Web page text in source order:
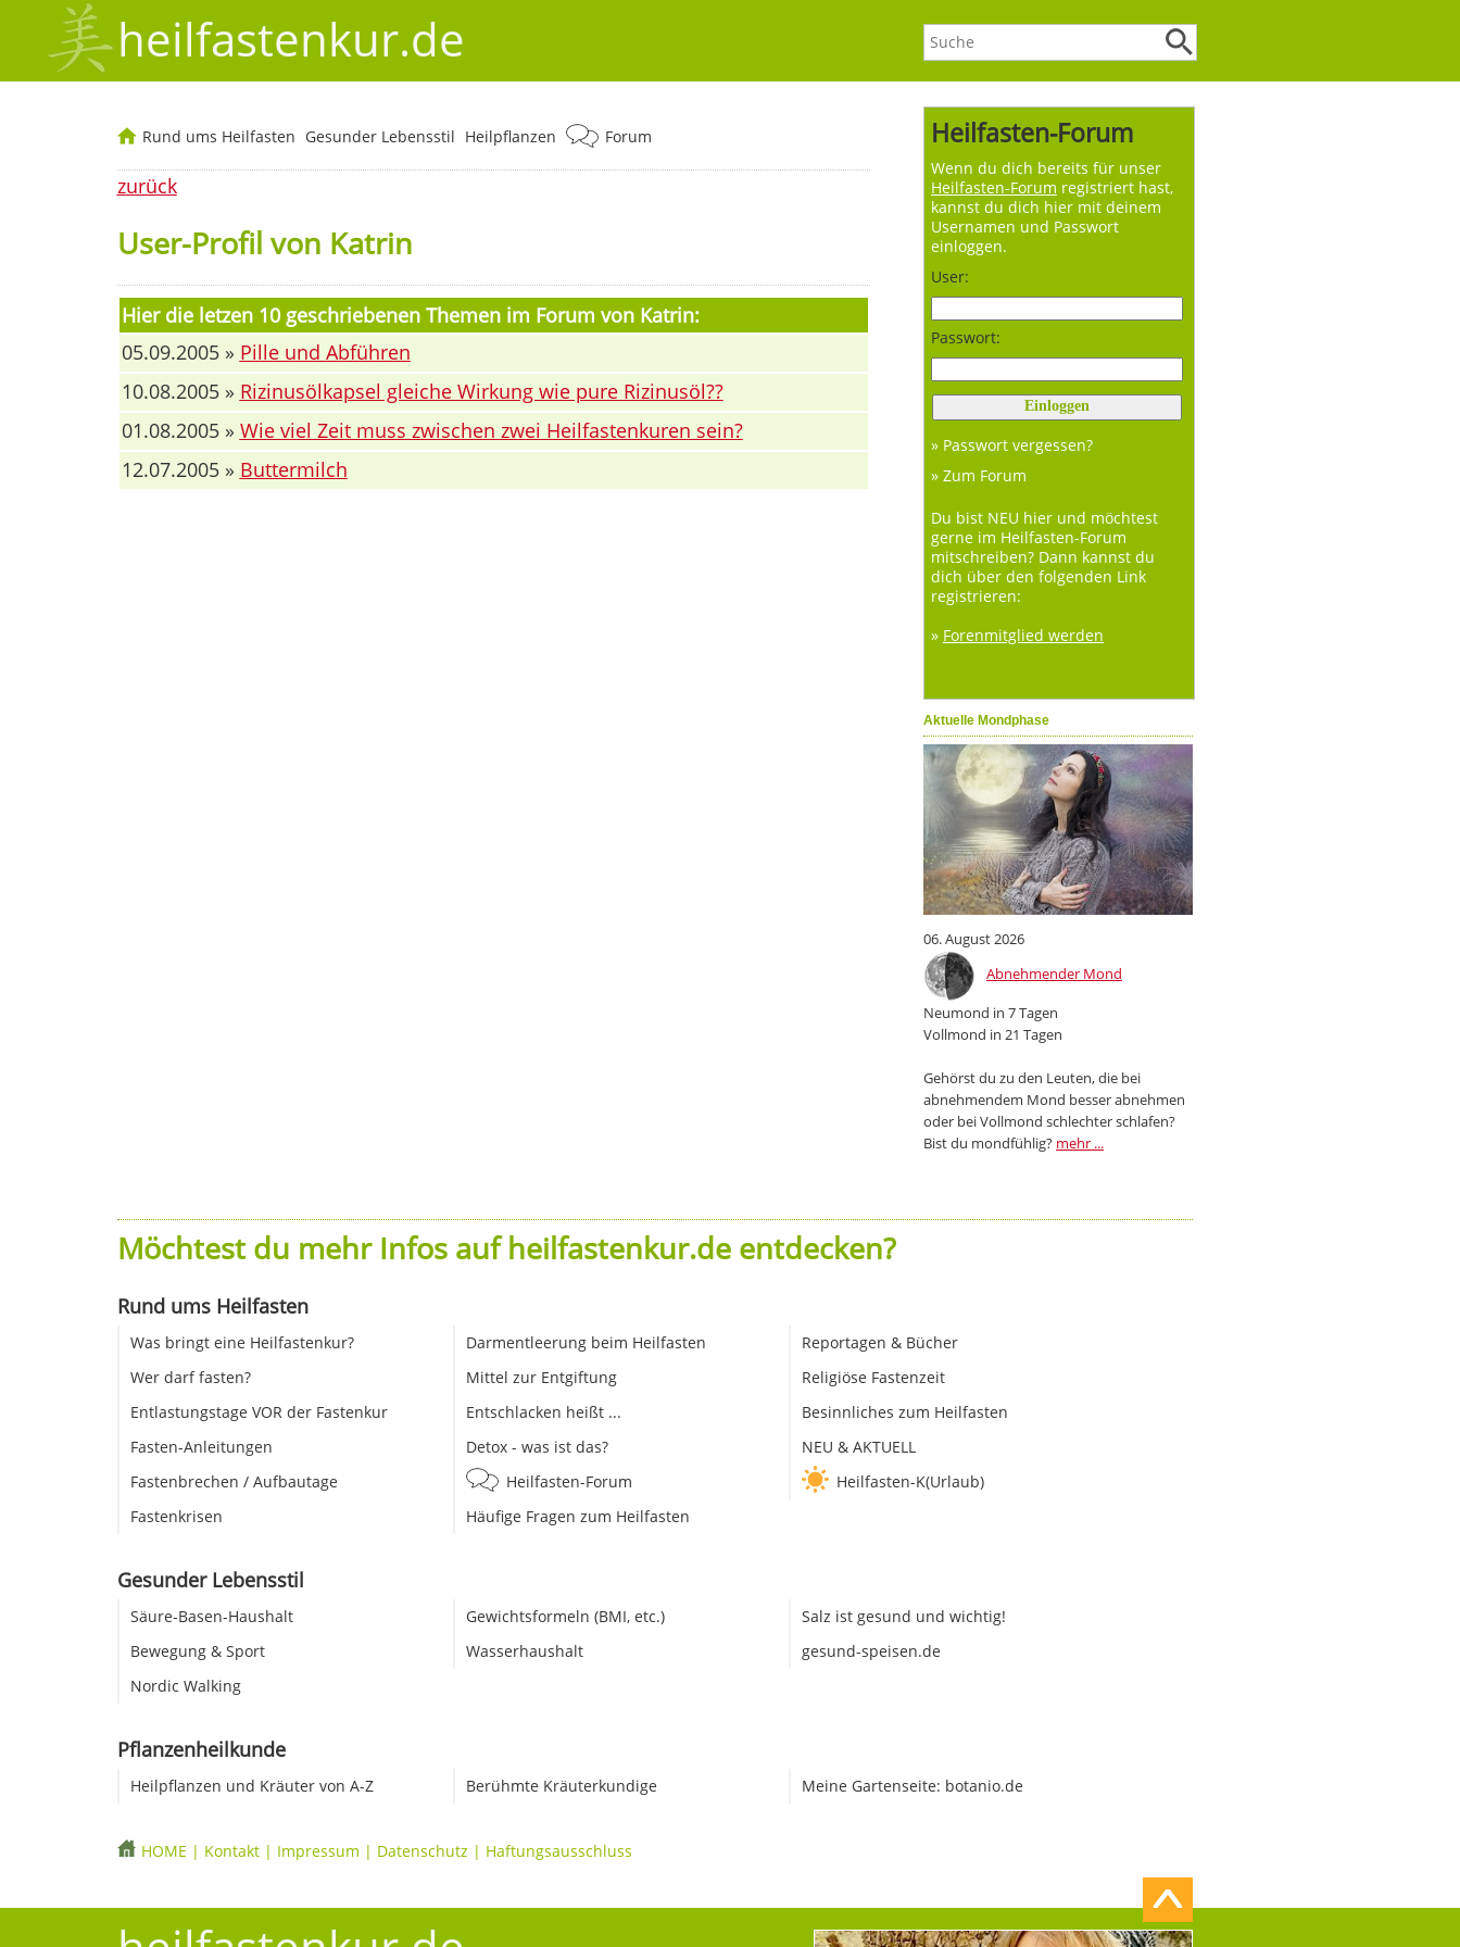
heilfastenkur.de
Heilfasten-Forum
Wenn du dich bereits für unser
Heilfasten-Forum registriert hast,
kannst du dich hier mit deinem
Usernamen und Passwort
einloggen.
User:
Passwort:
» Passwort vergessen?
» Zum Forum
Du bist NEU hier und möchtest
gerne im Heilfasten-Forum
mitschreiben? Dann kannst du
dich über den folgenden Link
registrieren:
» Forenmitglied werden
Aktuelle Mondphase
06. August 2026
Abnehmender Mond
Neumond in 7 Tagen
Vollmond in 21 Tagen
Gehörst du zu den Leuten, die bei
abnehmendem Mond besser abnehmen
oder bei Vollmond schlechter schlafen?
Bist du mondfühlig? mehr ...
Rund ums Heilfasten Gesunder Lebensstil Heilpflanzen Forum
zurück
User-Profil von Katrin
Hier die letzen 10 geschriebenen Themen im Forum von Katrin:
05.09.2005 » Pille und Abführen
10.08.2005 » Rizinusölkapsel gleiche Wirkung wie pure Rizinusöl??
01.08.2005 » Wie viel Zeit muss zwischen zwei Heilfastenkuren sein?
12.07.2005 » Buttermilch
Möchtest du mehr Infos auf heilfastenkur.de entdecken?
Rund ums Heilfasten
Was bringt eine Heilfastenkur?
Wer darf fasten?
Entlastungstage VOR der Fastenkur
Fasten-Anleitungen
Fastenbrechen / Aufbautage
Fastenkrisen
Darmentleerung beim Heilfasten
Mittel zur Entgiftung
Entschlacken heißt ...
Detox - was ist das?
Heilfasten-Forum
Häufige Fragen zum Heilfasten
Reportagen & Bücher
Religiöse Fastenzeit
Besinnliches zum Heilfasten
NEU & AKTUELL
Heilfasten-K(Urlaub)
Gesunder Lebensstil
Säure-Basen-Haushalt
Bewegung & Sport
Nordic Walking
Gewichtsformeln (BMI, etc.)
Wasserhaushalt
Salz ist gesund und wichtig!
gesund-speisen.de
Pflanzenheilkunde
Heilpflanzen und Kräuter von A-Z Berühmte Kräuterkundige Meine Gartenseite: botanio.de
HOME | Kontakt| Impressum | Datenschutz | Haftungsausschluss